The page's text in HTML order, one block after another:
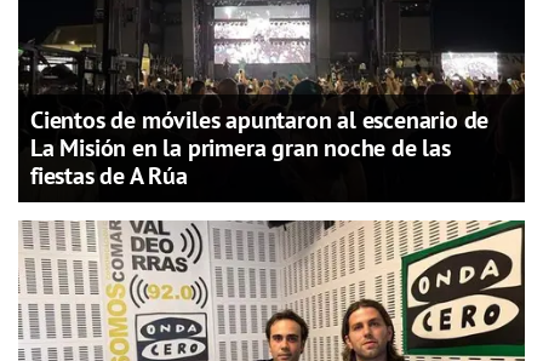
Cientos de móviles apuntaron al escenario de
La Misión en la primera gran noche de las
fiestas de A Rúa